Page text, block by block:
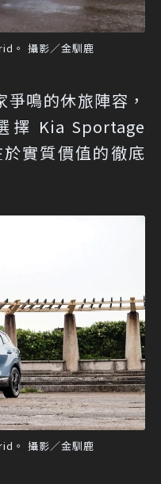
。 攝影／金馴鹿
鳴的休旅陣容，
擇 Kia Sportage
實質價值的徹底
。 攝影／金馴鹿